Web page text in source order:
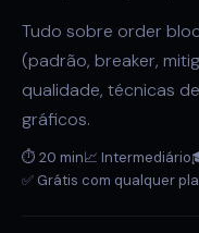
Tudo sobre order
(padrão, breaker,
qualidade, técnicas
gráficos.
⏱ 20 min📈 Intermediário
✅ Grátis com qualquer